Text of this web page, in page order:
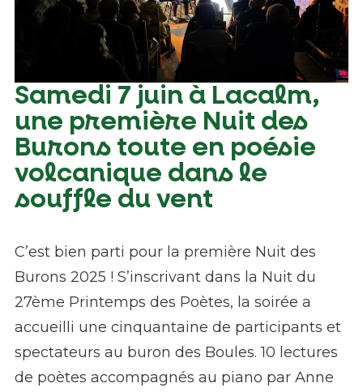
Nuit des Buron - 7 juin 2025 - PNR Aubrac
Samedi 7 juin à Lacalm,
une première Nuit des
Burons toute en poésie
volcanique dans le
souffle du vent
C’est bien parti pour la première Nuit des
Burons 2025 ! S’inscrivant dans la Nuit du
27ème Printemps des Poètes, la soirée a
accueilli une cinquantaine de participants et
spectateurs au buron des Boules. 10 lectures
de poètes accompagnés au piano par Anne